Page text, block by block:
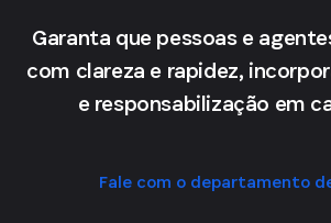
Garanta que pessoas e
com clareza e rapidez,
e responsabilização em
Fale com o departamento